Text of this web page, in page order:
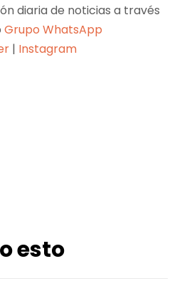
diaria de noticias a través
Grupo WhatsApp
| Instagram
esto